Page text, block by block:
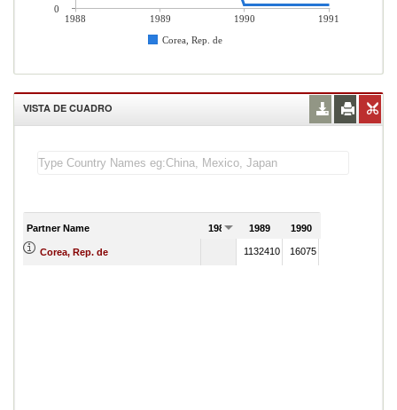
1988 1989 1990
1991
Corea, Rep. de
0
VISTA DE CUADRO
Partner Name 1988 1989 1990
Corea, Rep. de 1132410 16075